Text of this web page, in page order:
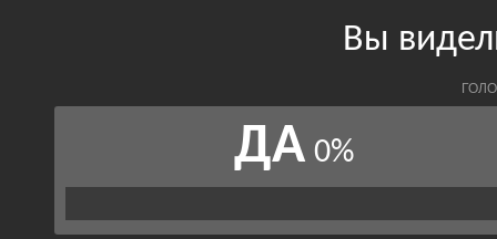
Вы
ДА 0%